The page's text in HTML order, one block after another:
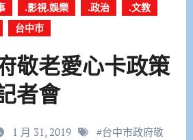
.影視.娛樂 .政治
.文教
台中市
敬老愛心卡政策
者會
1 月 31, 2019 #台中市政府敬